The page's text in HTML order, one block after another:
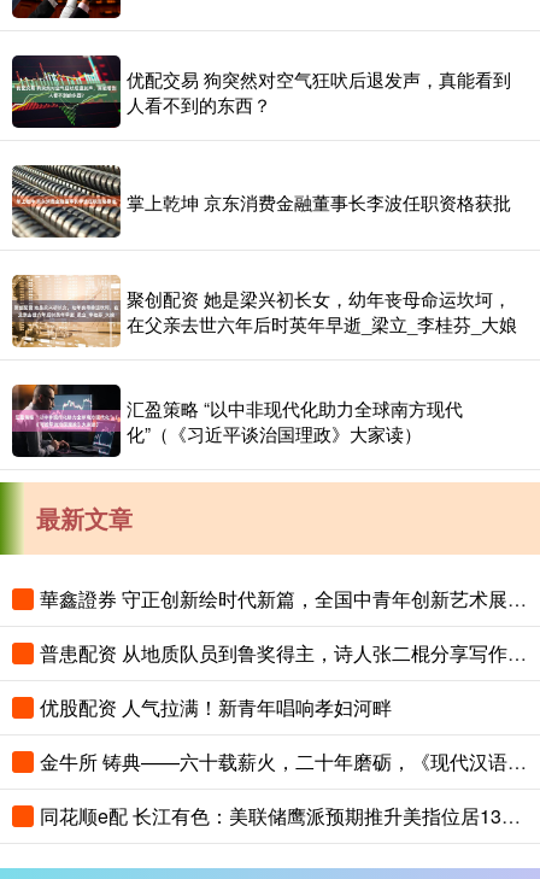
优配交易 狗突然对空气狂吠后退发声，真能看到
人看不到的东西？
掌上乾坤 京东消费金融董事长李波任职资格获批
聚创配资 她是梁兴初长女，幼年丧母命运坎坷，
在父亲去世六年后时英年早逝_梁立_李桂芬_大娘
汇盈策略 “以中非现代化助力全球南方现代
化”（《习近平谈治国理政》大家读）
最新文章
華鑫證券 守正创新绘时代新篇，全国中青年创新艺术展登陆中国美术馆
普患配资 从地质队员到鲁奖得主，诗人张二棍分享写作与人生：“因为苍天在上，我愿埋首人间”
优股配资 人气拉满！新青年唱响孝妇河畔
金牛所 铸典——六十载薪火，二十年磨砺，《现代汉语大词典》出版
同花顺e配 长江有色：美联储鹰派预期推升美指位居13个月高位 25日镍价或小跌